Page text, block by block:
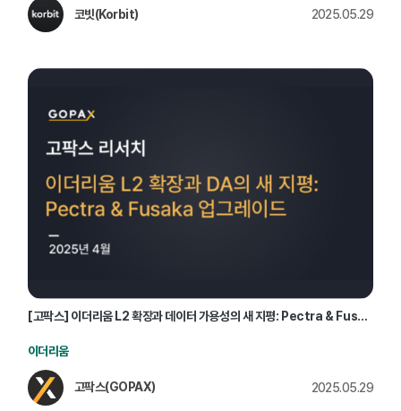
코빗(Korbit) 2025.05.29
[고팍스] 이더리움 L2 확장과 데이터 가용성의 새 지평: Pectra & Fusaka 업그레이드
이더리움
고팍스(GOPAX) 2025.05.29